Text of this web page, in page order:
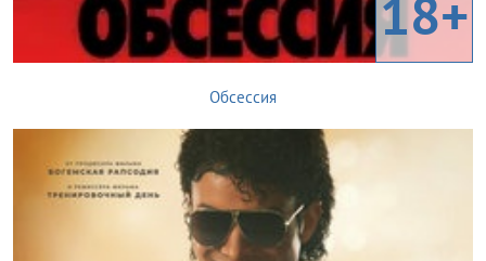
18+
Обсессия